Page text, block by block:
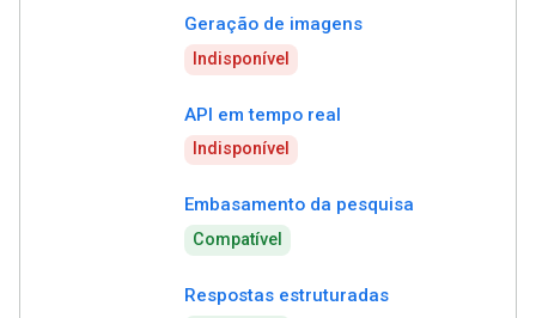
Geração de imagens
Indisponível
API em tempo real
Indisponível
Embasamento da pesquisa
Compatível
Respostas estruturadas